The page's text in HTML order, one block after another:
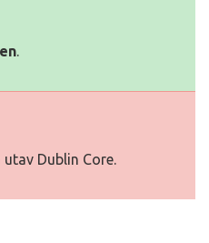
en.
Dublin Core.